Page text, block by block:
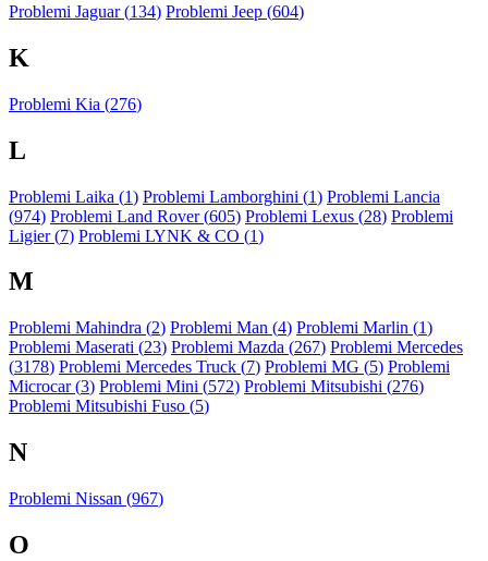
Problemi Jaguar (134) Problemi Jeep (604)
K
Problemi Kia (276)
L
Problemi Laika (1) Problemi Lamborghini (1) Problemi Lancia
(974) Problemi Land Rover (605) Problemi Lexus (28) Problemi
Ligier (7) Problemi LYNK & CO (1)
M
Problemi Mahindra (2) Problemi Man (4) Problemi Marlin (1)
Problemi Maserati (23) Problemi Mazda (267) Problemi Mercedes
(3178) Problemi Mercedes Truck (7) Problemi MG (5) Problemi
Microcar (3) Problemi Mini (572) Problemi Mitsubishi (276)
Problemi Mitsubishi Fuso (5)
N
Problemi Nissan (967)
O